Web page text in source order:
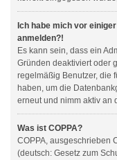
Ich habe mich vor
anmelden?!
Es kann sein, dass ein
Gründen deaktiviert oder
regelmäßig Benutzer, die
haben, um die
erneut und nimm aktiv an
Was ist COPPA?
COPPA, ausgeschrieben
(deutsch: Gesetz zum